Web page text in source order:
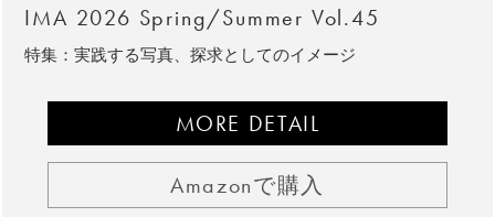
IMA 2026 Spring/Summer Vol.45
特集：実践する写真、探求としてのイメージ
MORE DETAIL
Amazonで購入